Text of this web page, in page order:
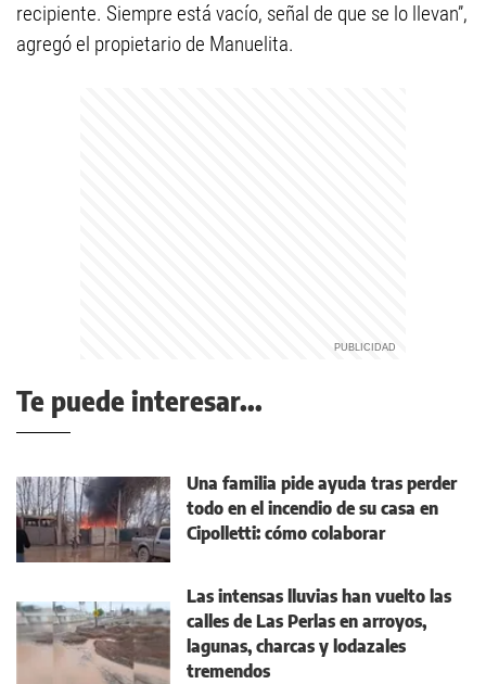
recipiente. Siempre está vacío, señal de que se lo llevan”,
agregó el propietario de Manuelita.
Te puede interesar...
Una familia pide ayuda tras perder
todo en el incendio de su casa en
Cipolletti: cómo colaborar
Las intensas lluvias han vuelto las
calles de Las Perlas en arroyos,
lagunas, charcas y lodazales
tremendos